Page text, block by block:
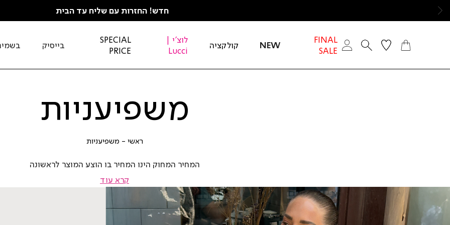
חדש! החזרות עם שליח עד הבית
FINAL
SALE
NEW קולקציה
לוצ'י |
Lucci
SPECIAL
PRICE
בייסיק
משפיעניות
ראשי ראשי
משפיעניותמשפיעניות
המחיר המחוק הינו המחיר בו הוצע המוצר לראשונה
קרא עוד